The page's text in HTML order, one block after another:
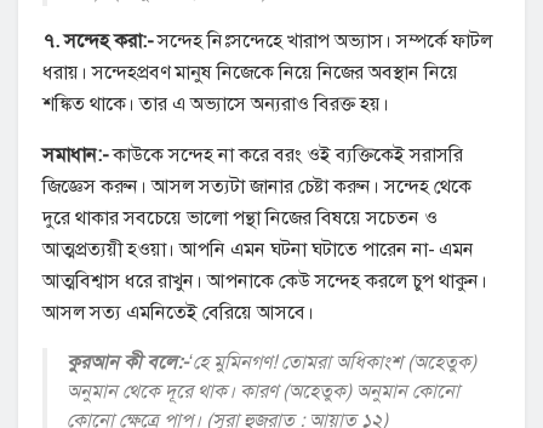
৭. সন্দেহ করা:-সন্দেহ নিঃসন্দেহে খারাপ অভ্যাস। সম্পর্কে ফাটল
ধরায়। সন্দেহপ্রবণ মানুষ নিজেকে নিয়ে নিজের অবস্থান নিয়ে
শঙ্কিত থাকে। তার এ অভ্যাসে অন্যরাও বিরক্ত হয়।
সমাধান:-কাউকে সন্দেহ না করে বরং ওই ব্যক্তিকেই সরাসরি
জিজ্ঞেস করুন। আসল সত্যটা জানার চেষ্টা করুন। সন্দেহ থেকে
দুরে থাকার সবচেয়ে ভালো পন্থা নিজের বিষয়ে সচেতন ও
আত্মপ্রত্যয়ী হওয়া। আপনি এমন ঘটনা ঘটাতে পারেন না- এমন
আত্মবিশ্বাস ধরে রাখুন। আপনাকে কেউ সন্দেহ করলে চুপ থাকুন।
আসল সত্য এমনিতেই বেরিয়ে আসবে।
কুরআন কী বলে:-‘হে মুমিনগণ! তোমরা অধিকাংশ (অহেতুক)
অনুমান থেকে দূরে থাক। কারণ (অহেতুক) অনুমান কোনো
কোনো ক্ষেত্রে পাপ। (সুরা হুজরাত : আয়াত ১২)